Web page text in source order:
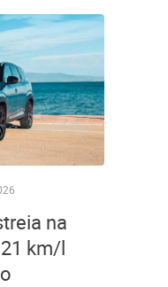
na
km/l